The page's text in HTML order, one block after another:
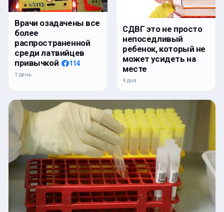
Врачи озадачены все
более
распространенной
среди латвийцев
привычкой
114
1 день
СДВГ это не просто
непоседливый
ребенок, который не
может усидеть на
месте
4 дня